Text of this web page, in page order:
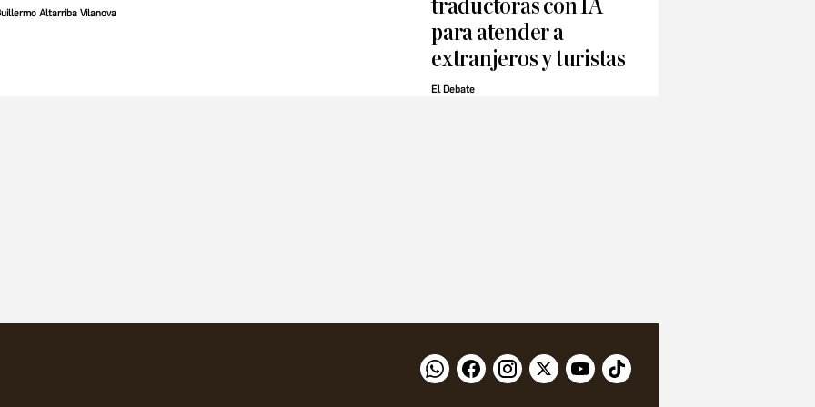
Altarriba Vilanova
traductoras con IA
para atender a
extranjeros y turistas
El Debate